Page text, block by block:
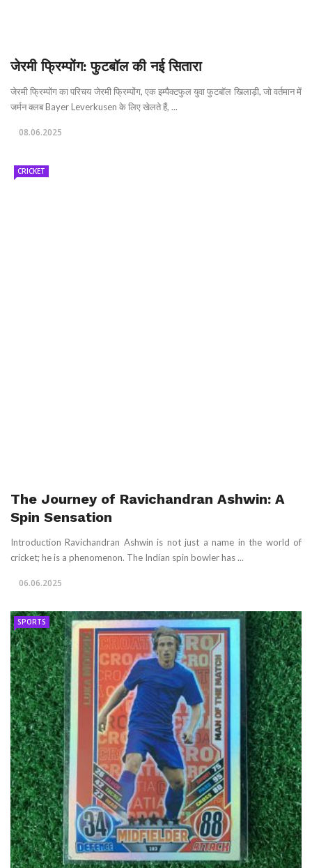
जेरमी फ्रिम्पोंग: फुटबॉल की नई सितारा
जेरमी फ्रिम्पोंग का परिचय जेरमी फ्रिम्पोंग, एक इम्पैक्टफुल युवा फुटबॉल खिलाड़ी, जो वर्तमान में
जर्मन क्लब Bayer Leverkusen के लिए खेलते हैं, ...
08.06.2025
CRICKET
The Journey of Ravichandran Ashwin: A
Spin Sensation
Introduction Ravichandran Ashwin is not just a name in the world of
cricket; he is a phenomenon. The Indian spin bowler has ...
06.06.2025
SPORTS